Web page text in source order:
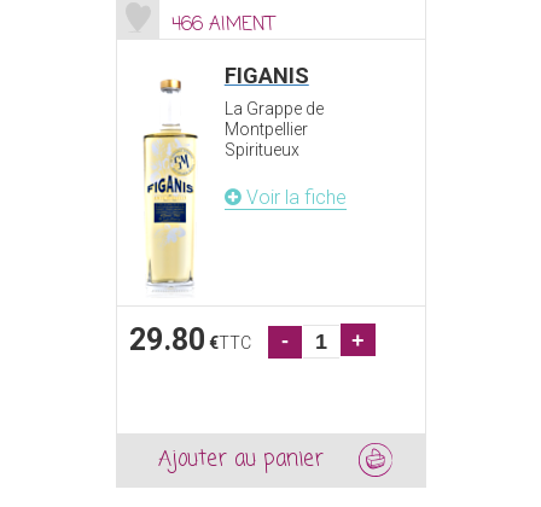
466 AIMENT
FIGANIS
La Grappe de
Montpellier
Spiritueux
Voir la fiche
29.80 €TTC - +
Ajouter au panier